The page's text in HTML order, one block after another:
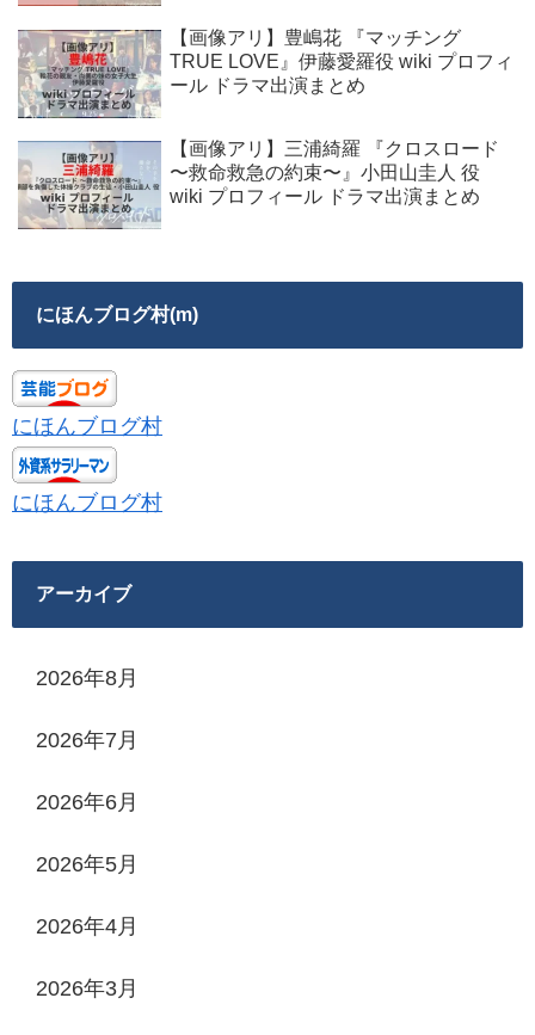
【画像アリ】豊嶋花 『マッチング
TRUE LOVE』伊藤愛羅役 wiki プロフィ
ール ドラマ出演まとめ
【画像アリ】三浦綺羅 『クロスロード
〜救命救急の約束〜』小田山圭人 役
wiki プロフィール ドラマ出演まとめ
にほんブログ村(m)
にほんブログ村
にほんブログ村
アーカイブ
2026年8月
2026年7月
2026年6月
2026年5月
2026年4月
2026年3月